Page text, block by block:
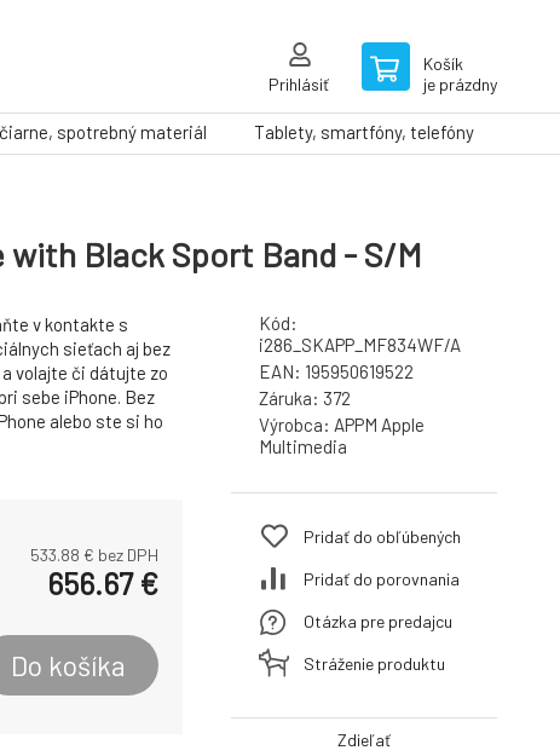
Prihlásiť
Košík
je prázdny
spotrebný materiál Tablety, smartfóny, telefóny
with Black Sport Band - S/M
v kontakte s
sieťach aj bez
volajte či dátujte zo
sebe iPhone. Bez
alebo ste si ho
533.88 € bez DPH
656.67€
Do košíka
Kód:
i286_SKAPP_MF834WF/A
EAN: 195950619522
Záruka: 372
Výrobca: APPM Apple
Multimedia
Pridať do obľúbených
Pridať do porovnania
Otázka pre predajcu
Stráženie produktu
Zdieľať